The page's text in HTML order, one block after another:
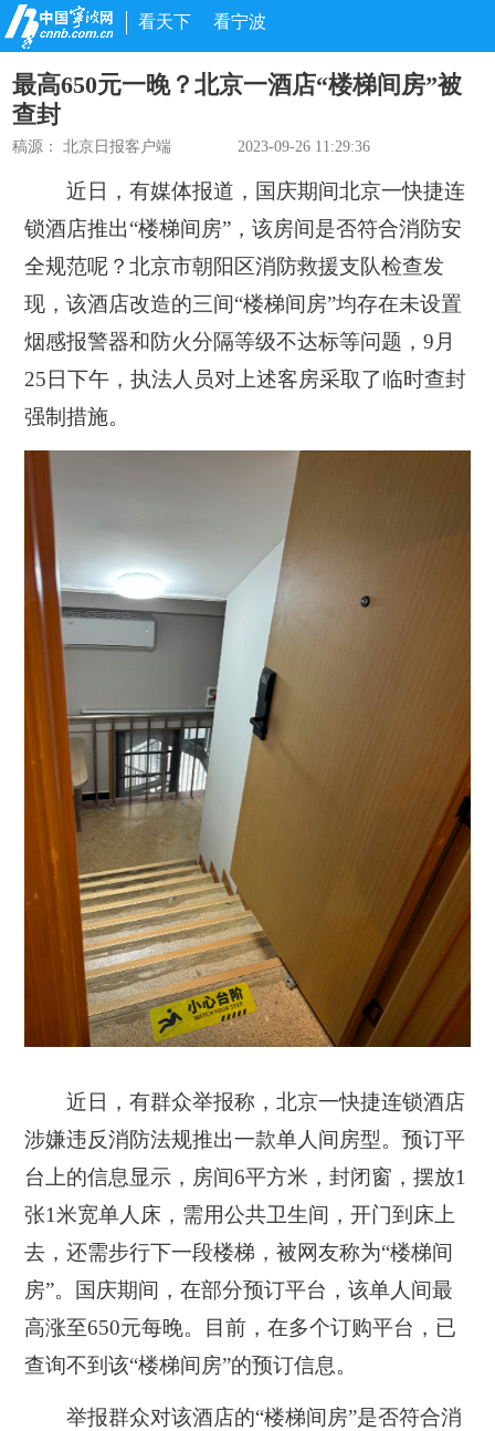
看天下 看宁波
最高650元一晚？北京一酒店“楼梯间房”被
查封
稿源：北京日报客户端 2023-09-26 11:29:36
近日，有媒体报道，国庆期间北京一快捷连
锁酒店推出“楼梯间房”，该房间是否符合消防安
全规范呢？北京市朝阳区消防救援支队检查发
现，该酒店改造的三间“楼梯间房”均存在未设置
烟感报警器和防火分隔等级不达标等问题，9月
25日下午，执法人员对上述客房采取了临时查封
强制措施。
近日，有群众举报称，北京一快捷连锁酒店
涉嫌违反消防法规推出一款单人间房型。预订平
台上的信息显示，房间6平方米，封闭窗，摆放1
张1米宽单人床，需用公共卫生间，开门到床上
去，还需步行下一段楼梯，被网友称为“楼梯间
房”。国庆期间，在部分预订平台，该单人间最
高涨至650元每晚。目前，在多个订购平台，已
查询不到该“楼梯间房”的预订信息。
举报群众对该酒店的“楼梯间房”是否符合消